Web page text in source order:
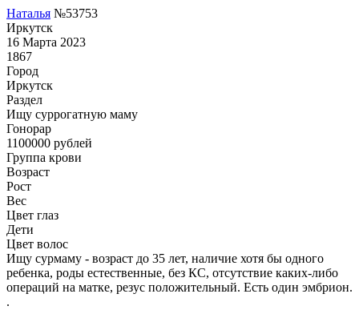
Наталья №53753
Иркутск
16 Марта 2023
1867
Город
Иркутск
Раздел
Ищу суррогатную маму
Гонoрар
1100000 рублей
Группа крови
Возраст
Рост
Вес
Цвет глаз
Дети
Цвет волос
Ищу сурмаму - возраст до 35 лет, наличие хотя бы одного
ребенка, роды естественные, без КС, отсутствие каких-либо
операций на матке, резус положительный. Есть один эмбрион.
.